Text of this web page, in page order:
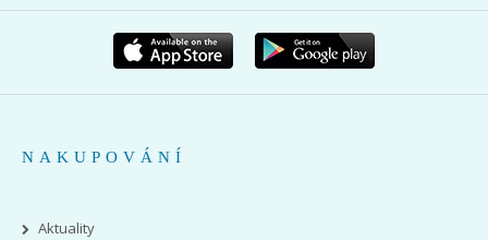
NAKUPOVÁNÍ
Aktuality